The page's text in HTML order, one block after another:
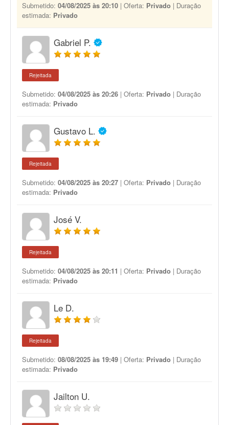
Submetido: 04/08/2025 às 20:10 | Oferta: Privado | Duração
estimada: Privado
Gabriel P.
Rejeitada
Submetido: 04/08/2025 às 20:26 | Oferta: Privado | Duração
estimada: Privado
Gustavo L.
Rejeitada
Submetido: 04/08/2025 às 20:27 | Oferta: Privado | Duração
estimada: Privado
José V.
Rejeitada
Submetido: 04/08/2025 às 20:11 | Oferta: Privado | Duração
estimada: Privado
Le D.
Rejeitada
Submetido: 08/08/2025 às 19:49 | Oferta: Privado | Duração
estimada: Privado
Jailton U.